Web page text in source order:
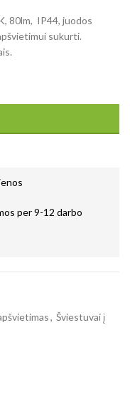
80lm, IP44, juodos
sukurti.
per 9-12 darbo
, Šviestuvai į